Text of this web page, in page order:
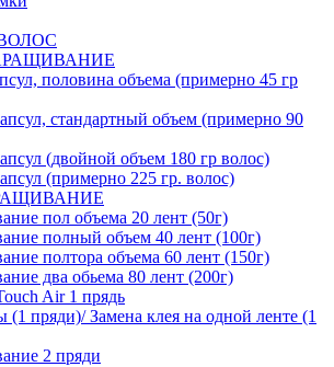
половина объема (примерно 45 гр
стандартный объем (примерно 90
(двойной объем 180 гр волос)
(примерно 225 гр. волос)
пол объема 20 лент (50г)
полный объем 40 лент (100г)
полтора объема 60 лент (150г)
два обьема 80 лент (200г)
Air 1 прядь
пряди)/ Замена клея на одной ленте (1
2 пряди